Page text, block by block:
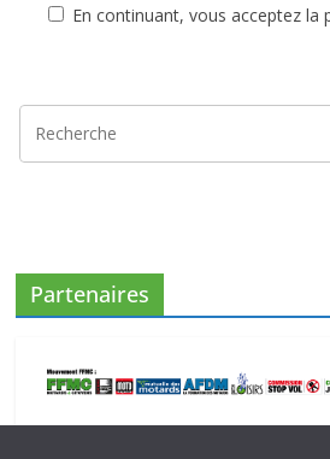
En continuant, vous acceptez la
Partenaires